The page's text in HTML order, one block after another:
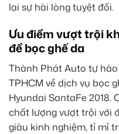
lại sự hài lòng tuyệt đối.
Ưu điểm vượt trội
để bọc ghế da
Thành Phát Auto tự
TPHCM về dịch vụ bọc
Hyundai SantaFe 2018.
chất lượng vượt trội với
giàu kinh nghiệm, tỉ mỉ